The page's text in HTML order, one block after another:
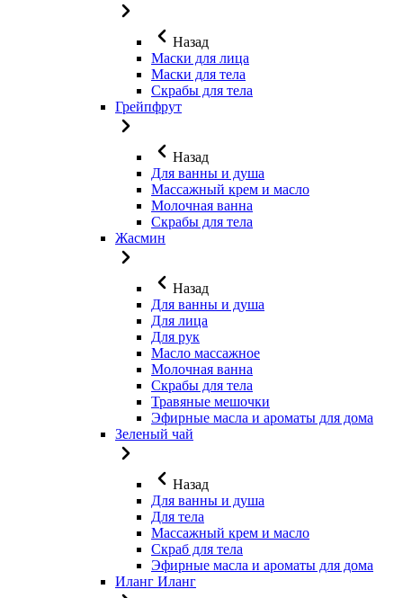
Назад
Маски для лица
Маски для тела
Скрабы для тела
Грейпфрут
Назад
Для ванны и душа
Массажный крем и масло
Молочная ванна
Скрабы для тела
Жасмин
Назад
Для ванны и душа
Для лица
Для рук
Масло массажное
Молочная ванна
Скрабы для тела
Травяные мешочки
Эфирные масла и ароматы для дома
Зеленый чай
Назад
Для ванны и душа
Для тела
Массажный крем и масло
Скраб для тела
Эфирные масла и ароматы для дома
Иланг Иланг